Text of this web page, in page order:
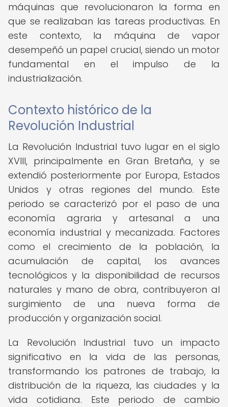
máquinas que revolucionaron la forma en
que se realizaban las tareas productivas. En
este contexto, la máquina de vapor
desempeñó un papel crucial, siendo un motor
fundamental en el impulso de la
industrialización.
Contexto histórico de la
Revolución Industrial
La Revolución Industrial tuvo lugar en el siglo
XVIII, principalmente en Gran Bretaña, y se
extendió posteriormente por Europa, Estados
Unidos y otras regiones del mundo. Este
periodo se caracterizó por el paso de una
economía agraria y artesanal a una
economía industrial y mecanizada. Factores
como el crecimiento de la población, la
acumulación de capital, los avances
tecnológicos y la disponibilidad de recursos
naturales y mano de obra, contribuyeron al
surgimiento de una nueva forma de
producción y organización social.
La Revolución Industrial tuvo un impacto
significativo en la vida de las personas,
transformando los patrones de trabajo, la
distribución de la riqueza, las ciudades y la
vida cotidiana. Este periodo de cambio